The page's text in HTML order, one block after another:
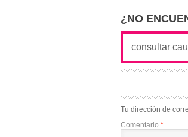
¿NO
Tu dirección de
Comentario*